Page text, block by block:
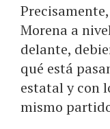
Morena a
delante,
qué está
estatal y con
mismo